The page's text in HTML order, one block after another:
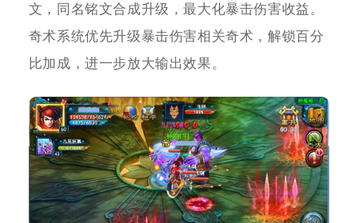
文，同名铭文合成升级，最大化暴击伤害收益。
奇术系统优先升级暴击伤害相关奇术，解锁百分
比加成，进一步放大输出效果。